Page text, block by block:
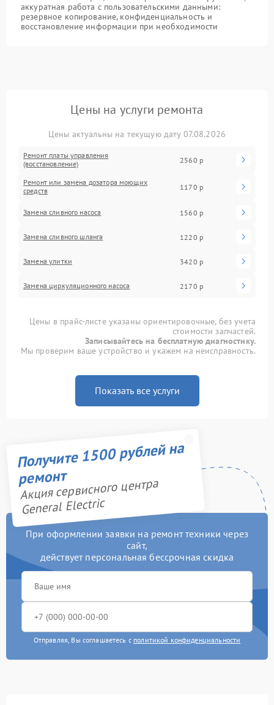
аккуратная работа с пользовательскими данными:
резервное копирование, конфиденциальность и
восстановление информации при необходимости
Цены на услуги ремонта
Цены актуальны на текущую дату 07.08.2026
Ремонт платы управления
(восстановление)
2560 р
Ремонт или замена дозатора моющих
средств
1170 р
Замена сливного насоса 1560 р
Замена сливного шланга 1220 р
Замена улитки 3420 р
Замена циркуляционного насоса 2170 р
Цены в прайс-листе указаны ориентировочные, без учета
стоимости запчастей.
Записывайтесь на бесплатную диагностику.
Мы проверим ваше устройство и укажем на неисправность.
Показать все услуги
Получите 1500 рублей на
ремонт
Акция сервисного центра
General Electric
При оформлении заявки на ремонт техники через
сайт,
действует персональная бессрочная скидка
Отправляя, Вы соглашаетесь с политикой конфиденциальности